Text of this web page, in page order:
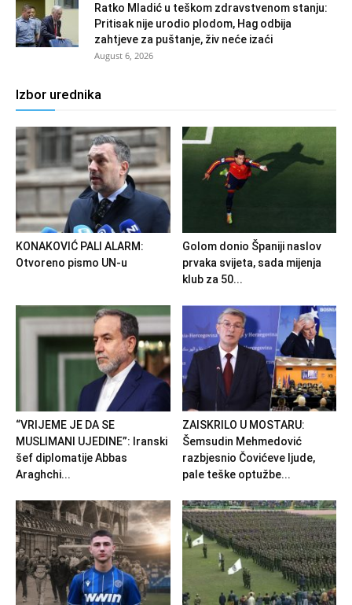
Ratko Mladić u teškom zdravstvenom stanju:
Pritisak nije urodio plodom, Hag odbija
zahtjeve za puštanje, živ neće izaći
August 6, 2026
Izbor urednika
KONAKOVIĆ PALI ALARM:
Otvoreno pismo UN-u
Golom donio Španiji naslov
prvaka svijeta, sada mijenja
klub za 50...
“VRIJEME JE DA SE
MUSLIMANI UJEDINE”: Iranski
šef diplomatije Abbas
Araghchi...
ZAISKRILO U MOSTARU:
Šemsudin Mehmedović
razbjesnio Čovićeve ljude,
pale teške optužbe...